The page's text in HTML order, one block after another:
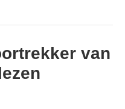
van